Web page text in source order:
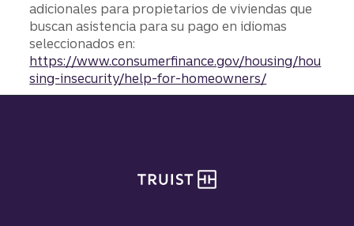
adicionales para propietarios de viviendas que
buscan asistencia para su pago en idiomas
seleccionados en:
https://www.consumerfinance.gov/housing/hou
sing-insecurity/help-for-homeowners/